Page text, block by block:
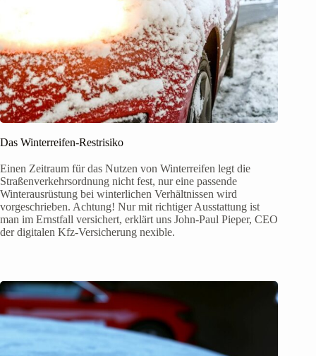
Das Winterreifen-Restrisiko
Einen Zeitraum für das Nutzen von Winterreifen legt die
Straßenverkehrsordnung nicht fest, nur eine passende
Winterausrüstung bei winterlichen Verhältnissen wird
vorgeschrieben. Achtung! Nur mit richtiger Ausstattung ist
man im Ernstfall versichert, erklärt uns John-Paul Pieper, CEO
der digitalen Kfz-Versicherung nexible.